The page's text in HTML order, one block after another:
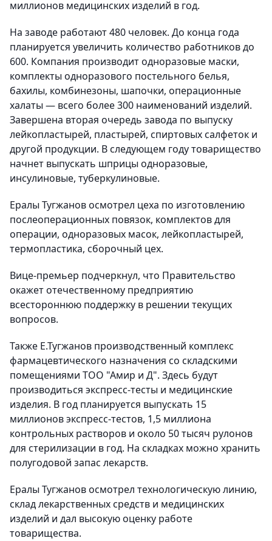
миллионов медицинских изделий в год.
На заводе работают 480 человек. До конца года
планируется увеличить количество работников до
600. Компания производит одноразовые маски,
комплекты одноразового постельного белья,
бахилы, комбинезоны, шапочки, операционные
халаты — всего более 300 наименований изделий.
Завершена вторая очередь завода по выпуску
лейкопластырей, пластырей, спиртовых салфеток и
другой продукции. В следующем году товарищество
начнет выпускать шприцы одноразовые,
инсулиновые, туберкулиновые.
Ералы Тугжанов осмотрел цеха по изготовлению
послеоперационных повязок, комплектов для
операции, одноразовых масок, лейкопластырей,
термопластика, сборочный цех.
Вице-премьер подчеркнул, что Правительство
окажет отечественному предприятию
всестороннюю поддержку в решении текущих
вопросов.
Также Е.Тугжанов производственный комплекс
фармацевтического назначения со складскими
помещениями ТОО "Амир и Д". Здесь будут
производиться экспресс-тесты и медицинские
изделия. В год планируется выпускать 15
миллионов экспресс-тестов, 1,5 миллиона
контрольных растворов и около 50 тысяч рулонов
для стерилизации в год. На складках можно хранить
полугодовой запас лекарств.
Ералы Тугжанов осмотрел технологическую линию,
склад лекарственных средств и медицинских
изделий и дал высокую оценку работе
товарищества.